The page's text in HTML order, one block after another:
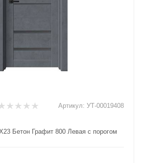
Артикул: УТ-00019408
Бетон Графит 800 Левая с порогом
любого банка